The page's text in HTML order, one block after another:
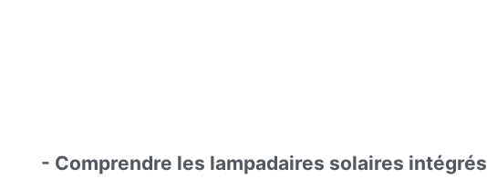
- Comprendre les lampadaires solaires intégrés